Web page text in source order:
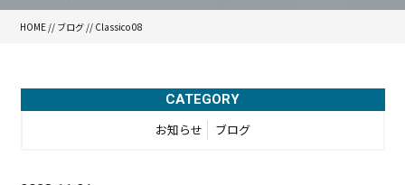
HOME // ブログ // Classico 08
CATEGORY
お知らせ ブログ